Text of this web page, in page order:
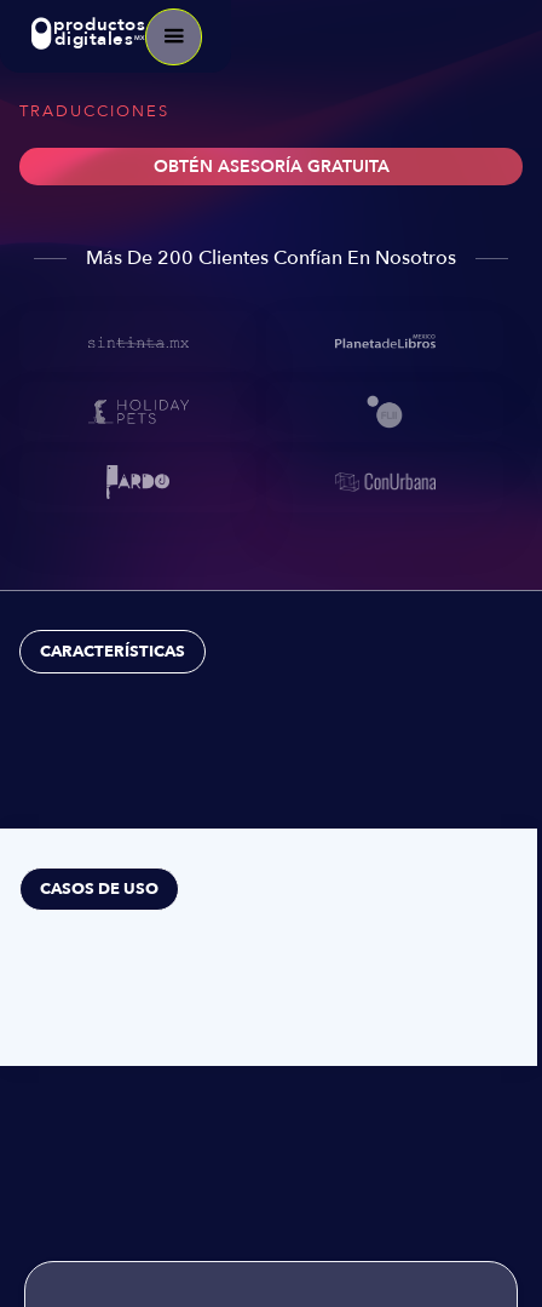
productos
digitalesMX
TRADUCCIONES
OBTÉN ASESORÍA GRATUITA
Más De 200 Clientes Confían En Nosotros
CARACTERÍSTICAS
CASOS DE USO